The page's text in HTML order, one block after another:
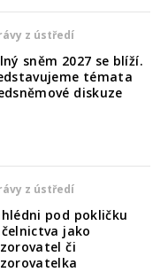
z ústředí
sněm 2027 se blíží.
témata
diskuze
z ústředí
pod pokličku
jako
či